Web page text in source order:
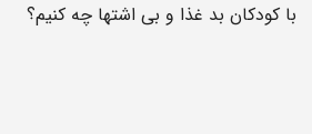
با کودکان بد غذا و بی اشتها چه کنیم؟